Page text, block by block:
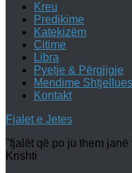
Kreu
Predikime
Katekizëm
Citime
Libra
Pyetje & Përgjigje
Mendime
Kontakt
Fjalet e Jetes
"fjalët që po ju them
Krishti